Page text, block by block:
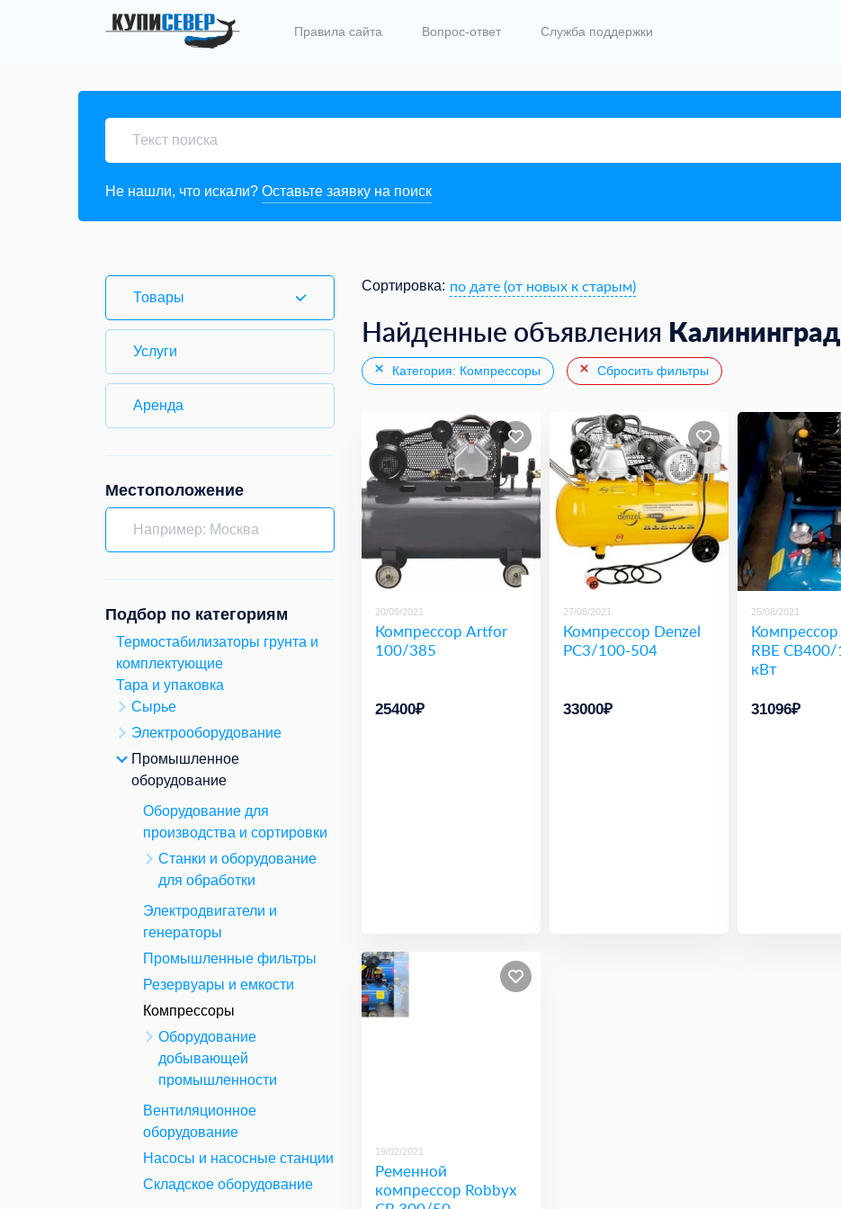
Правила сайта Вопрос-ответ Служба поддержки
Не нашли, что искали? Оставьте заявку на поиск
Товары
Услуги
Аренда
Местоположение
Подбор по категориям
Термостабилизаторы грунта и
комплектующие
Тара и упаковка
Сырье
Электрооборудование
Промышленное
оборудование
Оборудование для
производства и сортировки
Станки и оборудование
для обработки
Электродвигатели и
генераторы
Промышленные фильтры
Резервуары и емкости
Компрессоры
Оборудование
добывающей
промышленности
Вентиляционное
оборудование
Насосы и насосные станции
Складское оборудование
Сортировка: по дате (от новых к старым)
Найденные объявления Калининград
Категория: Компрессоры Сбросить фильтры
20/09/2021
Компрессор Artfor
100/385
25400₽
27/08/2021
Компрессор Denzel
PC3/100-504
33000₽
25/08/2021
RBE
кВт
31096₽
19/02/2021
Ременной
компрессор Robbyx